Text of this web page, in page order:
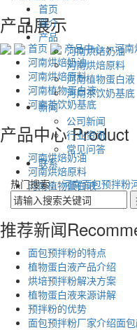
首页
简介
产品
河南烘焙奶油
河南烘焙原料
河南植物蛋白液
河南茶饮奶基底
新闻
公司新闻
行业资讯
常见问答
联系
热门搜索：河南面包预拌粉
产品展示
首页 产品中心>河南
河南烘焙奶油
河南烘焙原料
河南植物蛋白液
河南茶饮奶基底
产品中心Product
河南烘焙奶油
河南烘焙原料
河南植物蛋白液
河南茶饮奶基底
推荐新闻
面包预拌粉的特点
植物蛋白液产品介绍
烘培预拌粉解决方案
植物蛋白液来源讲解
预拌粉的优势
面包预拌粉厂家介绍面